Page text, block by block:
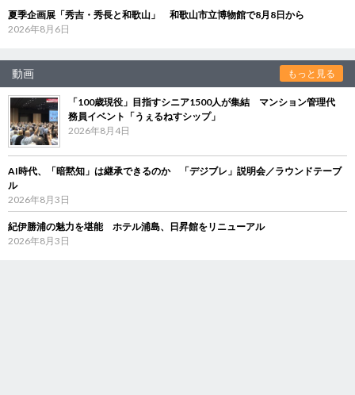
夏季企画展「秀吉・秀長と和歌山」 和歌山市立博物館で8月8日から
2026年8月6日
動画 もっと見る
「100歳現役」目指すシニア1500人が集結 マンション管理代
務員イベント「うぇるねすシップ」
2026年8月4日
AI時代、「暗黙知」は継承できるのか 「デジブレ」説明会／ラウンドテーブ
ル
2026年8月3日
紀伊勝浦の魅力を堪能 ホテル浦島、日昇館をリニューアル
2026年8月3日